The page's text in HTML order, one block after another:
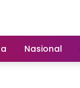
Nasional